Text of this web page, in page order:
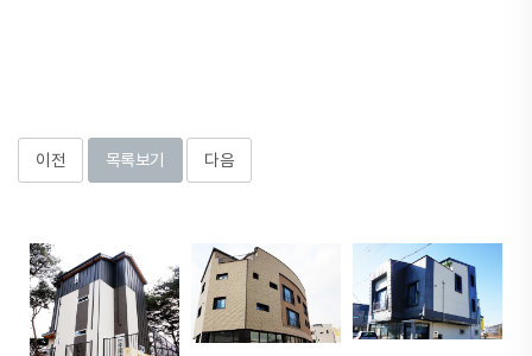
이전 목록보기 다음